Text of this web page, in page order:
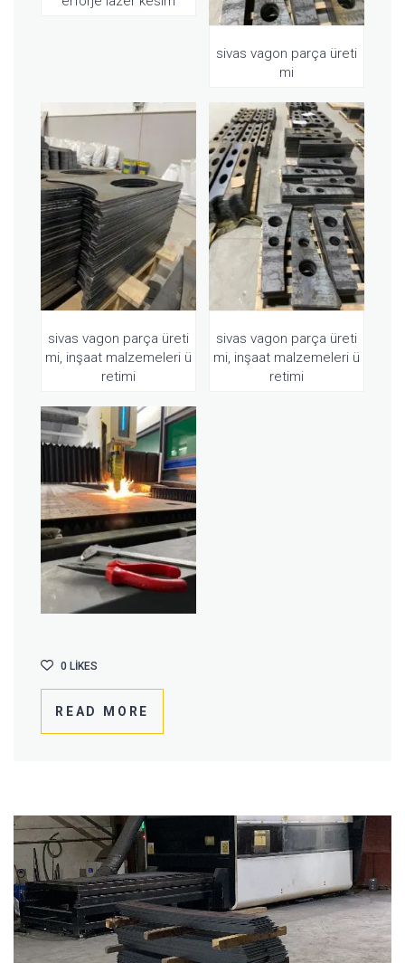
sivas vagon parça üreti
mi
sivas vagon parça üreti
mi, inşaat malzemeleri ü
retimi
sivas vagon parça üreti
mi, inşaat malzemeleri ü
retimi
READ MORE
0 LIKES